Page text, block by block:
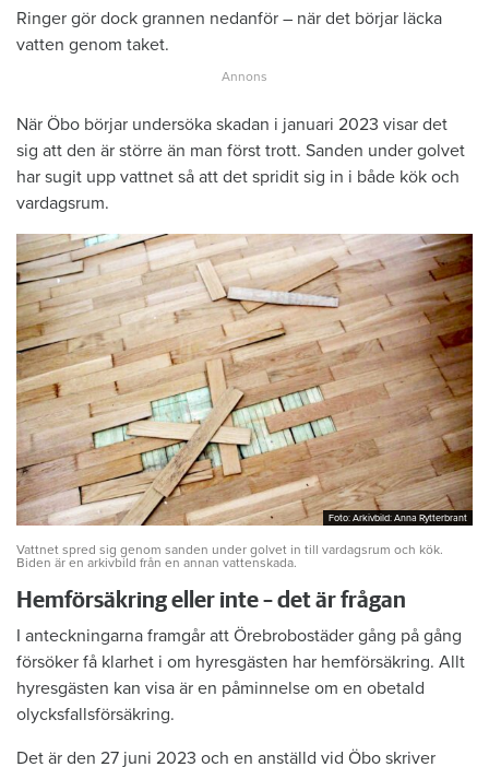
Ringer gör dock grannen nedanför – när det börjar läcka
vatten genom taket.
När Öbo börjar undersöka skadan i januari 2023 visar det
sig att den är större än man först trott. Sanden under golvet
har sugit upp vattnet så att det spridit sig in i både kök och
vardagsrum.
Foto: Arkivbild: Anna Rytterbrant
Foto: Arkivbild: Anna Rytterbrant
Vattnet spred sig genom sanden under golvet in till vardagsrum och kök.
Biden är en arkivbild från en annan vattenskada.
Hemförsäkring eller inte – det är frågan
I anteckningarna framgår att Örebrobostäder gång på gång
försöker få klarhet i om hyresgästen har hemförsäkring. Allt
hyresgästen kan visa är en påminnelse om en obetald
olycksfallsförsäkring.
Det är den 27 juni 2023 och en anställd vid Öbo skriver